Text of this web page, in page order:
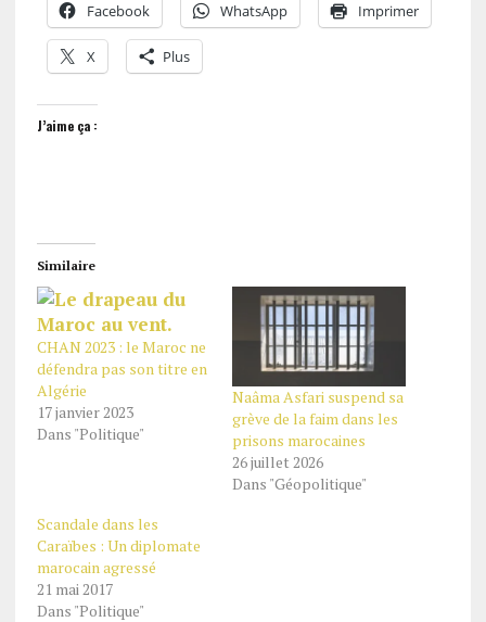
Facebook WhatsApp Imprimer
X Plus
J’aime ça :
Similaire
CHAN 2023 : le Maroc ne
défendra pas son titre en
Algérie
17 janvier 2023
Dans "Politique"
Naâma Asfari suspend sa
grève de la faim dans les
prisons marocaines
26 juillet 2026
Dans "Géopolitique"
Scandale dans les
Caraïbes : Un diplomate
marocain agressé
21 mai 2017
Dans "Politique"